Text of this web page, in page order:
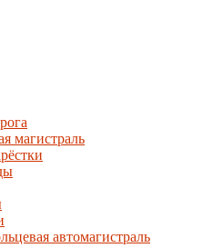
магистраль
автомагистраль